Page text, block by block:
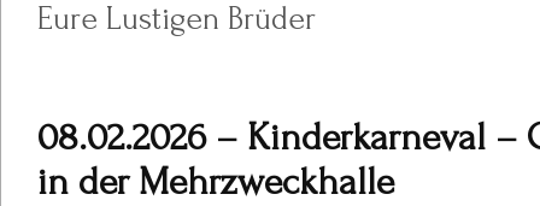
Eure Lustigen Brüder
08.02.2026 – Kinderkarneval –
in der Mehrzweckhalle